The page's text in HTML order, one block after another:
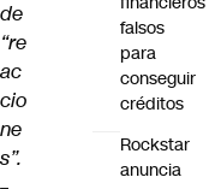
de
“re
ac
cio
ne
s”.
falsos
para
conseguir
créditos
Rockstar
anuncia